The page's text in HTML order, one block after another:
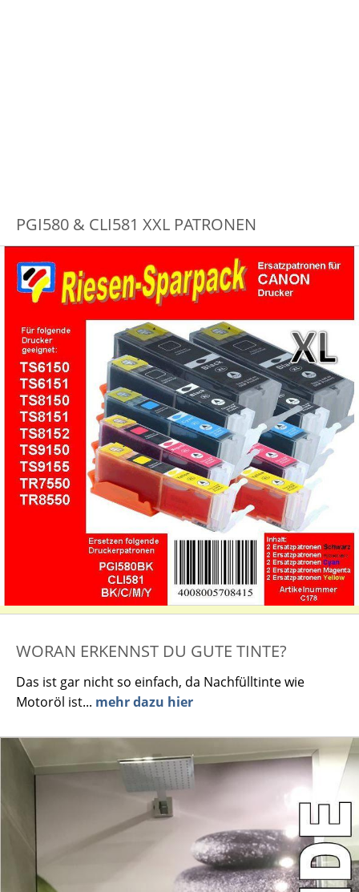
PGI580 & CLI581 XXL PATRONEN
WORAN ERKENNST DU GUTE TINTE?
Das ist gar nicht so einfach, da Nachfülltinte wie
Motoröl ist... mehr dazu hier